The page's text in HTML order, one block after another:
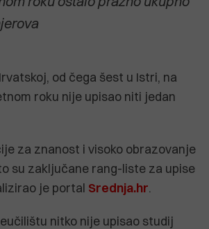
od čega šest u Istri, na
roku nije upisao niti jedan
za znanost i visoko obrazovanje
su zaključane rang-liste za upise
je portal Srednja.hr.
nitko nije upisao studij